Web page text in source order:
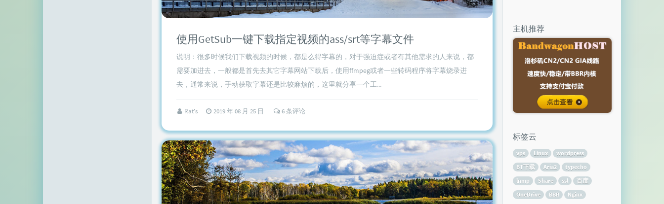
使用GetSub一键下载指定视频的ass/srt等字幕文件
说明：很多时候我们下载视频的时候，都是么得字幕的，对于强迫症或者有其他需求的人来说，都
需要加进去，一般都是首先去其它字幕网站下载后，使用ffmpeg或者一些转码程序将字幕烧录进
去，通常来说，手动获取字幕还是比较麻烦的，这里就分享一个工...
Rat's 2019 年 08 月 25 日 6 条评论
主机推荐
标签云
vps Linux
wordpress
BT下载
Aria2
typecho
lnmp
Share ssl
百度
OneDrive
BBR
Nginx